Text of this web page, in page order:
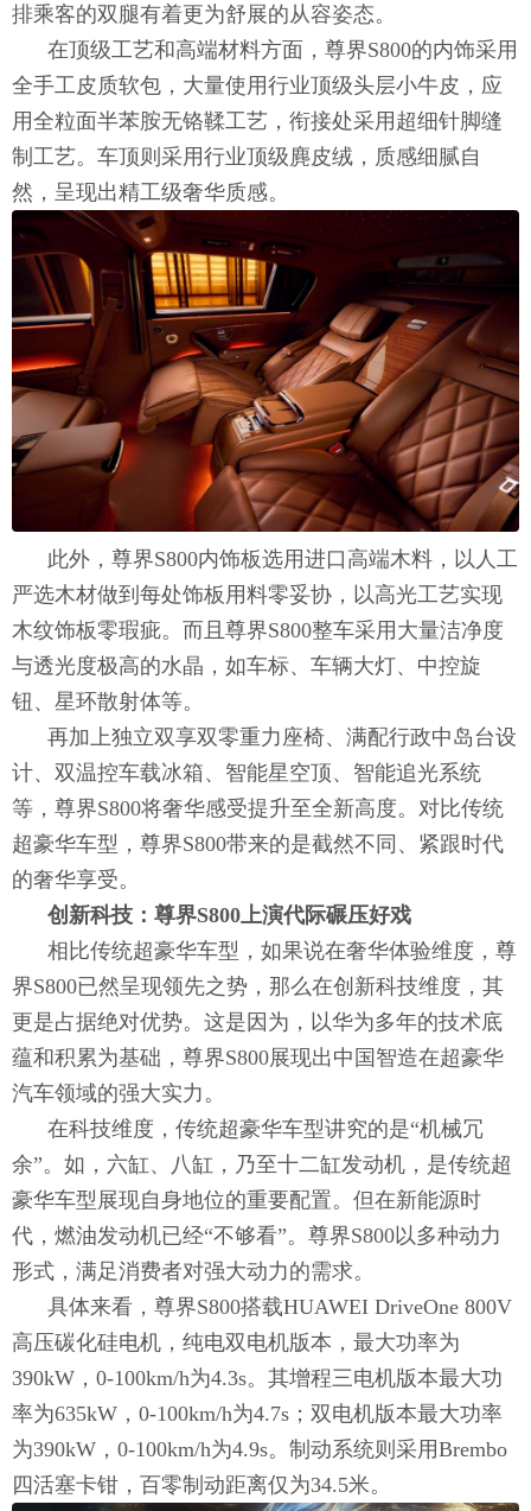
排乘客的双腿有着更为舒展的从容姿态。
在顶级工艺和高端材料方面，尊界S800的内饰采用
全手工皮质软包，大量使用行业顶级头层小牛皮，应
用全粒面半苯胺无铬鞣工艺，衔接处采用超细针脚缝
制工艺。车顶则采用行业顶级麂皮绒，质感细腻自
然，呈现出精工级奢华质感。
此外，尊界S800内饰板选用进口高端木料，以人工
严选木材做到每处饰板用料零妥协，以高光工艺实现
木纹饰板零瑕疵。而且尊界S800整车采用大量洁净度
与透光度极高的水晶，如车标、车辆大灯、中控旋
钮、星环散射体等。
再加上独立双享双零重力座椅、满配行政中岛台设
计、双温控车载冰箱、智能星空顶、智能追光系统
等，尊界S800将奢华感受提升至全新高度。对比传统
超豪华车型，尊界S800带来的是截然不同、紧跟时代
的奢华享受。
创新科技：尊界S800上演代际碾压好戏
相比传统超豪华车型，如果说在奢华体验维度，尊
界S800已然呈现领先之势，那么在创新科技维度，其
更是占据绝对优势。这是因为，以华为多年的技术底
蕴和积累为基础，尊界S800展现出中国智造在超豪华
汽车领域的强大实力。
在科技维度，传统超豪华车型讲究的是“机械冗
余”。如，六缸、八缸，乃至十二缸发动机，是传统超
豪华车型展现自身地位的重要配置。但在新能源时
代，燃油发动机已经“不够看”。尊界S800以多种动力
形式，满足消费者对强大动力的需求。
具体来看，尊界S800搭载HUAWEI DriveOne 800V
高压碳化硅电机，纯电双电机版本，最大功率为
390kW，0-100km/h为4.3s。其增程三电机版本最大功
率为635kW，0-100km/h为4.7s；双电机版本最大功率
为390kW，0-100km/h为4.9s。制动系统则采用Brembo
四活塞卡钳，百零制动距离仅为34.5米。